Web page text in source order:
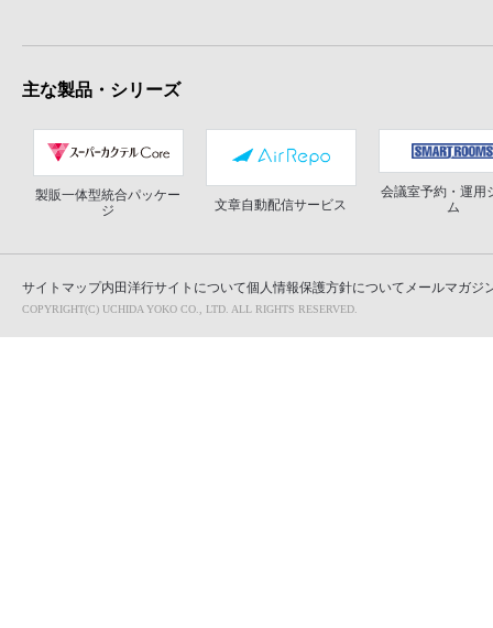
主な製品・シリーズ
製販一体型統合パッケー
ジ
文章自動配信サービス
会議室予約・運用
ム
サイトマップ内田洋行サイトについて個人情報保護方針について メールマガジ
COPYRIGHT(C) UCHIDA YOKO CO., LTD. ALL RIGHTS RESERVED.